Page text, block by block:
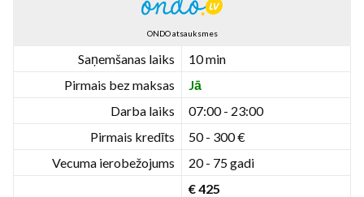
ONDO atsauksmes
Saņemšanas laiks
10 min
Pirmais bez maksas
Jā
Darba laiks
07:00 - 23:00
Pirmais kredīts
50 - 300 €
Vecuma ierobežojums
20 - 75 gadi
€ 425